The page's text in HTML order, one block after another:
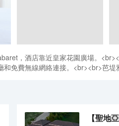
，酒店靠近皇家花園廣場。
免費無線網絡連接。<br><br>芭
【聖地